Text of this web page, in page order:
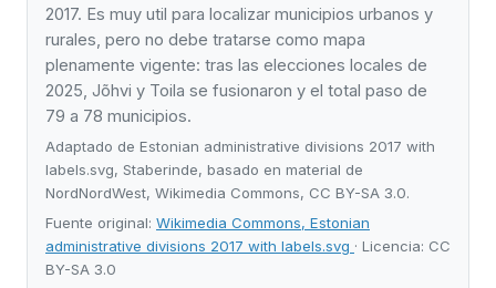
2017. Es muy util para localizar municipios urbanos y
rurales, pero no debe tratarse como mapa
plenamente vigente: tras las elecciones locales de
2025, Jõhvi y Toila se fusionaron y el total paso de
79 a 78 municipios.
Adaptado de Estonian administrative divisions 2017 with
labels.svg, Staberinde, basado en material de
NordNordWest, Wikimedia Commons, CC BY-SA 3.0.
Fuente original: Wikimedia Commons, Estonian
administrative divisions 2017 with labels.svg · Licencia: CC
BY-SA 3.0